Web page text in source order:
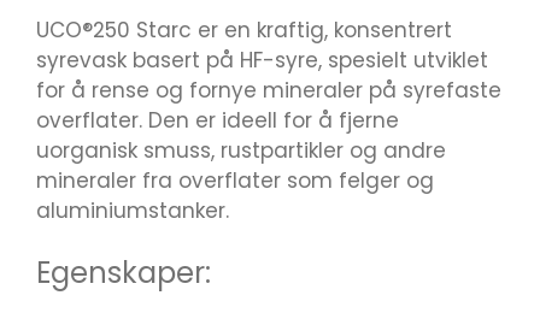
UCO®250 Starc er en kraftig, konsentrert
syrevask basert på HF-syre, spesielt utviklet
for å rense og fornye mineraler på syrefaste
overflater. Den er ideell for å fjerne
uorganisk smuss, rustpartikler og andre
mineraler fra overflater som felger og
aluminiumstanker.
Egenskaper: